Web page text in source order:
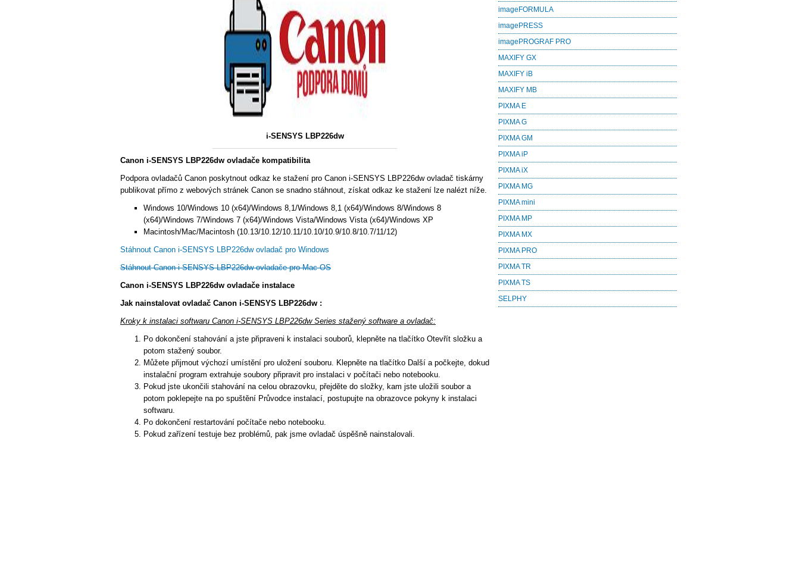
i-SENSYS LBP226dw
Canon i-SENSYS LBP226dw ovladače kompatibilita
Podpora ovladačů Canon poskytnout odkaz ke stažení pro Canon i-SENSYS LBP226dw ovladač tiskárny
publikovat přímo z webových stránek Canon se snadno stáhnout, získat odkaz ke stažení lze nalézt níže.
Windows 10/Windows 10 (x64)/Windows 8,1/Windows 8,1 (x64)/Windows 8/Windows 8
(x64)/Windows 7/Windows 7 (x64)/Windows Vista/Windows Vista (x64)/Windows XP
Macintosh/Mac/Macintosh (10.13/10.12/10.11/10.10/10.9/10.8/10.7/11/12)
Stáhnout Canon i-SENSYS LBP226dw ovladač pro Windows
Stáhnout Canon i-SENSYS LBP226dw ovladače pro Mac OS
Canon i-SENSYS LBP226dw ovladače instalace
Jak nainstalovat ovladač Canon i-SENSYS LBP226dw :
Kroky k instalaci softwaru Canon i-SENSYS LBP226dw Series stažený software a ovladač:
Po dokončení stahování a jste připraveni k instalaci souborů, klepněte na tlačítko Otevřít složku a
potom stažený soubor.
Můžete přijmout výchozí umístění pro uložení souboru. Klepněte na tlačítko Další a počkejte, dokud
instalační program extrahuje soubory připravit pro instalaci v počítači nebo notebooku.
Pokud jste ukončili stahování na celou obrazovku, přejděte do složky, kam jste uložili soubor a
potom poklepejte na po spuštění Průvodce instalací, postupujte na obrazovce pokyny k instalaci
softwaru.
Po dokončení restartování počítače nebo notebooku.
Pokud zařízení testuje bez problémů, pak jsme ovladač úspěšně nainstalovali.
imageFORMULA
imagePRESS
imagePROGRAF PRO
MAXIFY GX
MAXIFY iB
MAXIFY MB
PIXMA E
PIXMA G
PIXMA GM
PIXMA iP
PIXMA iX
PIXMA MG
PIXMA mini
PIXMA MP
PIXMA MX
PIXMA PRO
PIXMA TR
PIXMA TS
SELPHY